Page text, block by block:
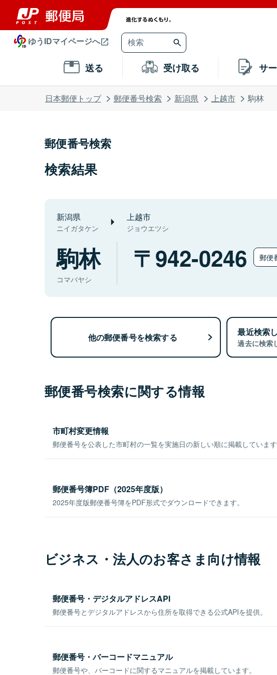
ゆうIDマイページへ
送る 受け取る サ
日本郵便トップ 郵便番号検索 新潟県 上越市 駒林
郵便番号検索
検索結果
新潟県
ニイガタケン
上越市
ジョウエツシ
駒林
コマバヤシ
942-0246 郵便
他の郵便番号を検索する 最近検索
過去に検索
郵便番号検索に関する情報
市町村変更情報
郵便番号を公表した市町村の一覧を実施日の新しい順に掲載しています
郵便番号簿PDF（2025年度版）
2025年度版郵便番号簿をPDF形式でダウンロードできます。
ビジネス・法人のお客さま向け情報
郵便番号・デジタルアドレスAPI
郵便番号とデジタルアドレスから住所を取得できる公式APIを提供。
郵便番号・バーコードマニュアル
郵便番号や、バーコードに関するマニュアルを掲載しています。